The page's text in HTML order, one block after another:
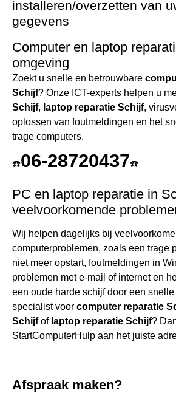
installeren/overzetten van
gegevens
Computer en laptop
omgeving
Zoekt u snelle en betrouwbare
Schijf? Onze ICT-experts helpen u
Schijf, laptop reparatie Schijf,
oplossen van foutmeldingen en het
trage computers.
☎️06-28720437☎️
PC en laptop reparatie in
veelvoorkomende
Wij helpen dagelijks bij
computerproblemen, zoals een trage
niet meer opstart, foutmeldingen in
problemen met e-mail of internet en
een oude harde schijf door een
specialist voor computer reparatie
Schijfof laptop reparatie Schijf?
StartComputerHulp aan het juiste
Afspraak maken?